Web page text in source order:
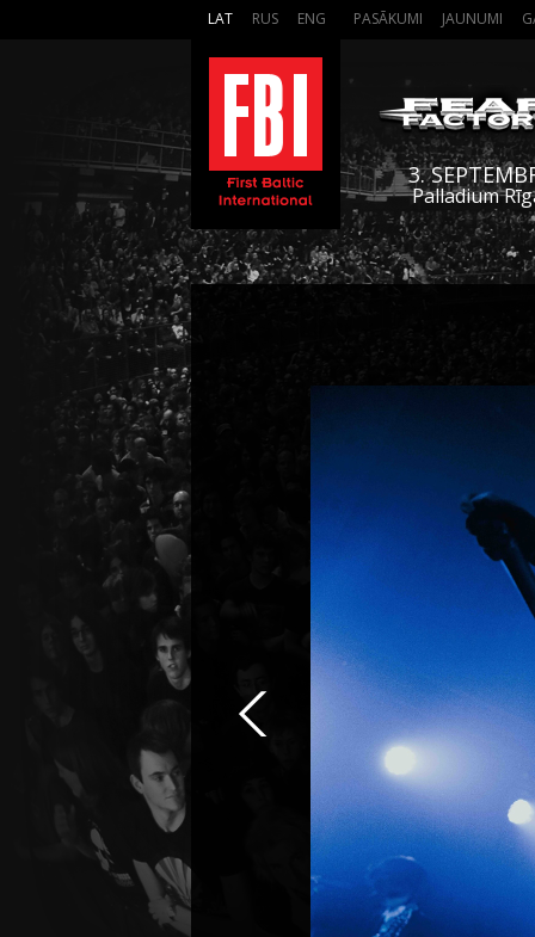
LAT RUS ENG PASĀKUMI JAUNUMI
3.
Palladium